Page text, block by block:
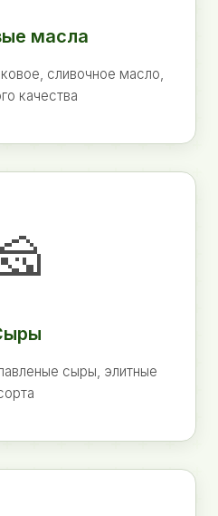
масла
сливочное масло,
качества
сыры, элитные